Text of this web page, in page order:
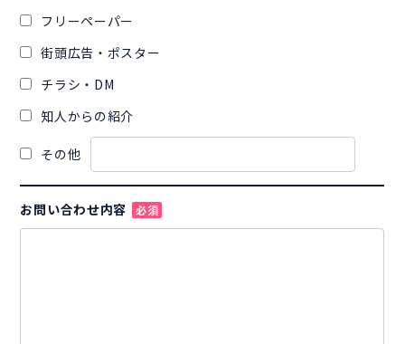
フリーペーパー
街頭広告・ポスター
チラシ・DM
知人からの紹介
その他
お問い合わせ内容 必須